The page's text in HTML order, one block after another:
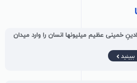
خمینی عظیم میلیونها انسان را وارد میدان
ببینید